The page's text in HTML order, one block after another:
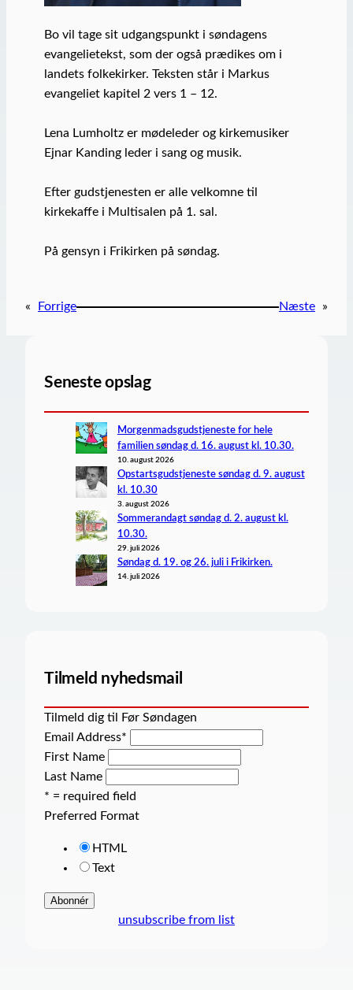
Bo vil tage sit udgangspunkt i søndagens
evangelietekst, som der også prædikes om i
landets folkekirker. Teksten står i Markus
evangeliet kapitel 2 vers 1 – 12.
Lena Lumholtz er mødeleder og kirkemusiker
Ejnar Kanding leder i sang og musik.
Efter gudstjenesten er alle velkomne til
kirkekaffe i Multisalen på 1. sal.
På gensyn i Frikirken på søndag.
« Forrige Næste »
Seneste opslag
Morgenmadsgudstjeneste for hele
familien søndag d. 16. august kl. 10.30.
10. august 2026
Opstartsgudstjeneste søndag d. 9. august
kl. 10.30
3. august 2026
Sommerandagt søndag d. 2. august kl.
10.30.
29. juli 2026
Søndag d. 19. og 26. juli i Frikirken.
14. juli 2026
Tilmeld nyhedsmail
Tilmeld dig til Før Søndagen
Email Address*
First Name
Last Name
* = required field
Preferred Format
HTML
Text
unsubscribe from list